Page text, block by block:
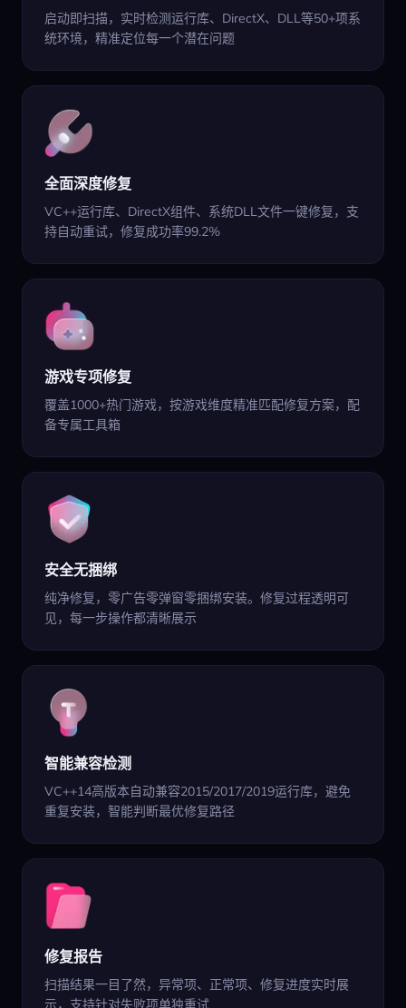
启动即扫描，实时检测运行库、DirectX、DLL等50+项系
统环境，精准定位每一个潜在问题
全面深度修复
VC++运行库、DirectX组件、系统DLL文件一键修复，支
持自动重试，修复成功率99.2%
游戏专项修复
覆盖1000+热门游戏，按游戏维度精准匹配修复方案，配
备专属工具箱
安全无捆绑
纯净修复，零广告零弹窗零捆绑安装。修复过程透明可
见，每一步操作都清晰展示
智能兼容检测
VC++14高版本自动兼容2015/2017/2019运行库，避免
重复安装，智能判断最优修复路径
修复报告
扫描结果一目了然，异常项、正常项、修复进度实时展
示，支持针对失败项单独重试